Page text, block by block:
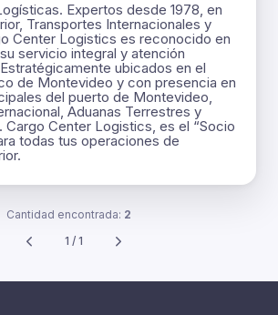
Expertos desde 1978, en
Transportes Internacionales y
Center Logistics es reconocido en
servicio integral y atención
ubicados en el
de Montevideo y con presencia en
del puerto de Montevideo,
Aduanas Terrestres y
Cargo Center Logistics, es el “Socio
todas tus operaciones de
Cantidad encontrada: 2
1 / 1